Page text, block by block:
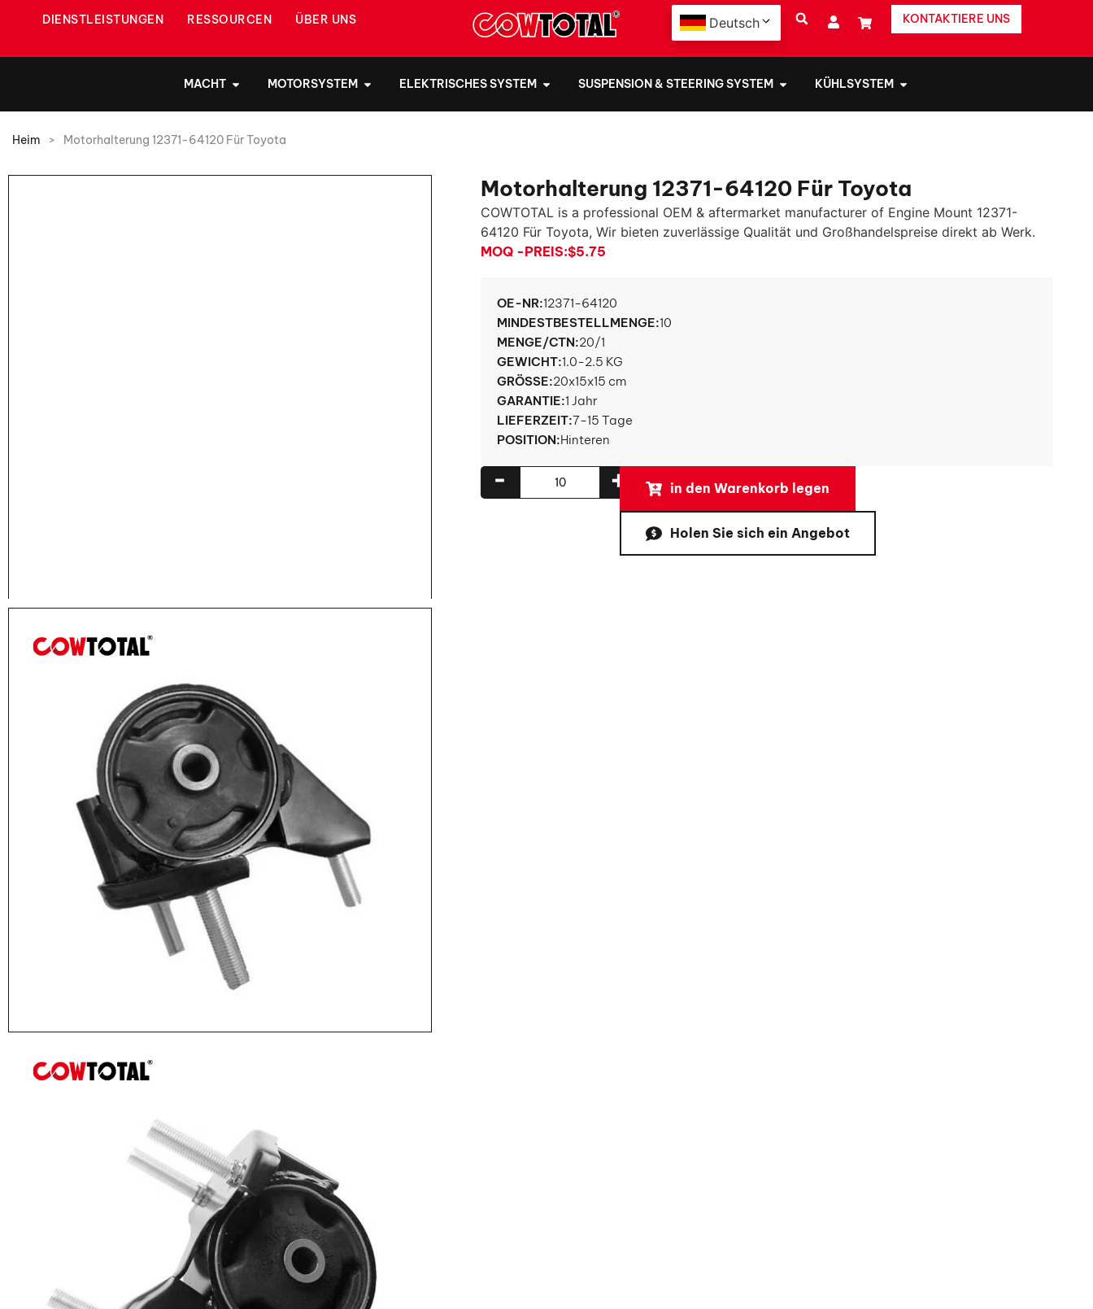
DIENSTLEISTUNGEN RESSOURCEN ÜBER UNS Deutsch KONTAKTIERE UNS
MACHT MOTORSYSTEM ELEKTRISCHES SYSTEM SUSPENSION & STEERING SYSTEM KÜHLSYSTEM
Heim > Motorhalterung 12371-64120 Für Toyota
Motorhalterung 12371-64120 Für Toyota
COWTOTAL is a professional OEM & aftermarket manufacturer of Engine Mount 12371-
64120 Für Toyota, Wir bieten zuverlässige Qualität und Großhandelspreise direkt ab Werk.
MOQ -PREIS:$5.75
OE-NR:12371-64120
MINDESTBESTELLMENGE:10
MENGE/CTN:20/1
GEWICHT:1.0-2.5 KG
GRÖSSE: 20x15x15 cm
GARANTIE:1 Jahr
LIEFERZEIT:7-15 Tage
POSITION:Hinteren
+
- in den Warenkorb legen
Holen Sie sich ein Angebot